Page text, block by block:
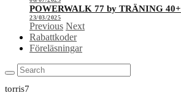
POWERWALK 77 by TRÄNING 40+
23/03/2025
Previous Next
Rabattkoder
Föreläsningar
torris7